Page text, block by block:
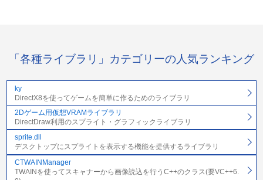
「各種ライブラリ」カテゴリーの人気ランキング
ky
DirectX8を使ってゲームを簡単に作るためのライブラリ
2Dゲーム用仮想VRAMライブラリ
DirectDraw利用のスプライト・グラフィックライブラリ
sprite.dll
デスクトップにスプライトを表示する機能を提供するライブラリ
CTWAINManager
TWAINを使ってスキャナーから画像読込を行うC++のクラス(要VC++6.